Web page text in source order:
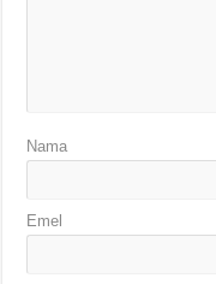
Nama
Emel